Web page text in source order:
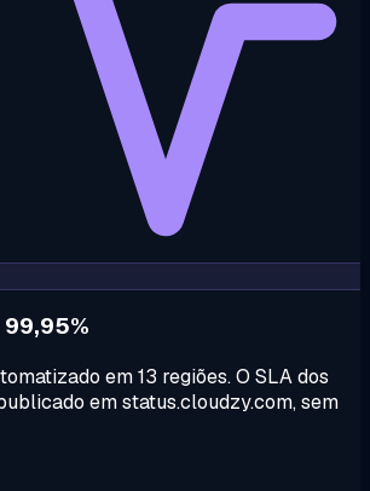
em 13 regiões. O SLA dos
em status.cloudzy.com, sem